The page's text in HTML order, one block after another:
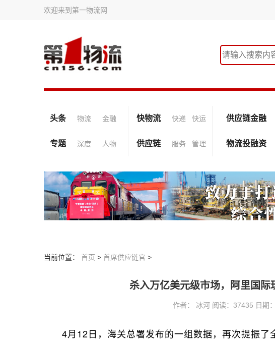
欢迎来到第一物流网
头条 物流 金融 快物流 快递 快运 供应链金融
专题 深度 人物 供应链 服务 管理 物流投融资
当前位置： 首页 > 首席供应链官 >
杀入万亿美元级市场，阿里国际
作者： 冰河 阅读：37435 日期
4月12日，海关总署发布的一组数据，再次提振了